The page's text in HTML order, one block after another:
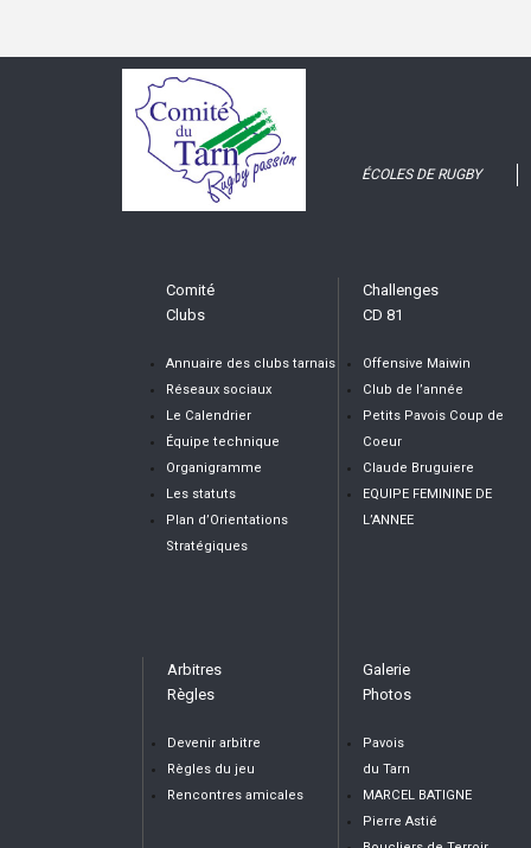
ÉCOLES DE RUGBY
Comité
Clubs
Annuaire des clubs tarnais
Réseaux sociaux
Le Calendrier
Équipe technique
Organigramme
Les statuts
Plan d’Orientations
Stratégiques
Challenges
CD 81
Offensive Maiwin
Club de l’année
Petits Pavois Coup de
Coeur
Claude Bruguiere
EQUIPE FEMININE DE
L’ANNEE
Arbitres
Règles
Devenir arbitre
Règles du jeu
Rencontres amicales
Galerie
Photos
Pavois
du Tarn
MARCEL BATIGNE
Pierre Astié